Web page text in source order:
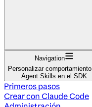
Navigation
Personalizar comportamiento
Agent Skills en el SDK
Primeros pasos
Crear con Claude Code